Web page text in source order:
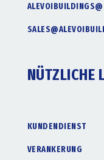
NÜTZLICHE
KUNDENDIENST
VERANKERUNG